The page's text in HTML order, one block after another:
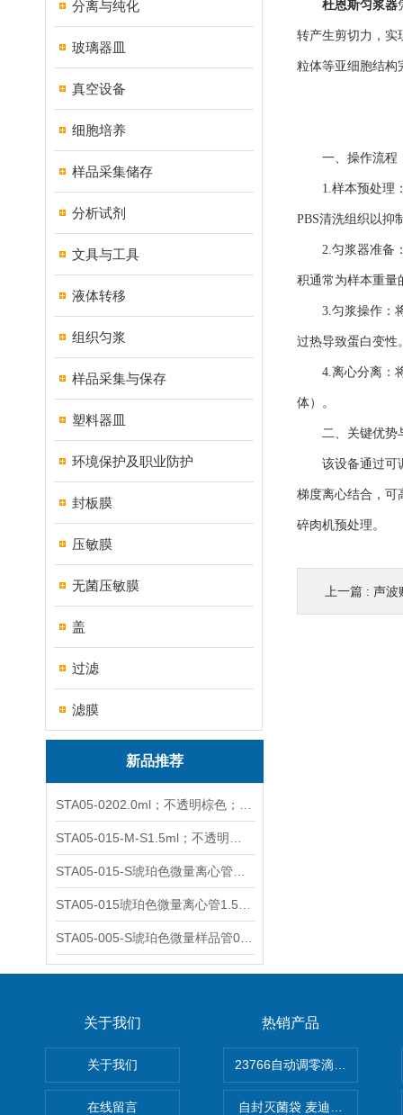
分离与纯化
玻璃器皿
真空设备
细胞培养
样品采集储存
分析试剂
文具与工具
液体转移
组织匀浆
样品采集与保存
塑料器皿
环境保护及职业防护
封板膜
压敏膜
无菌压敏膜
盖
过滤
滤膜
新品推荐
杜恩斯匀浆器
转产生剪切力，实
粒体等亚细胞结构
一、操作流程
1.样本预处理：
PBS清洗组织以抑
2.匀浆器准备：
积通常为样本重量
3.匀浆操作：将
过热导致蛋白变性
4.离心分离：将
体）。
二、关键优势
该设备通过可调
梯度离心结合，可
碎肉机预处理。
上一篇 : 声波
关于我们
关于我们
在线留言
热销产品
自封灭菌袋 麦迪康Medicom